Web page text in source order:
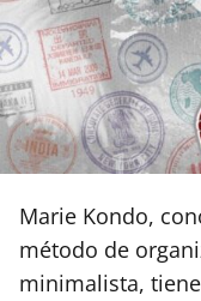
Marie Kondo,
método de
minimalista,